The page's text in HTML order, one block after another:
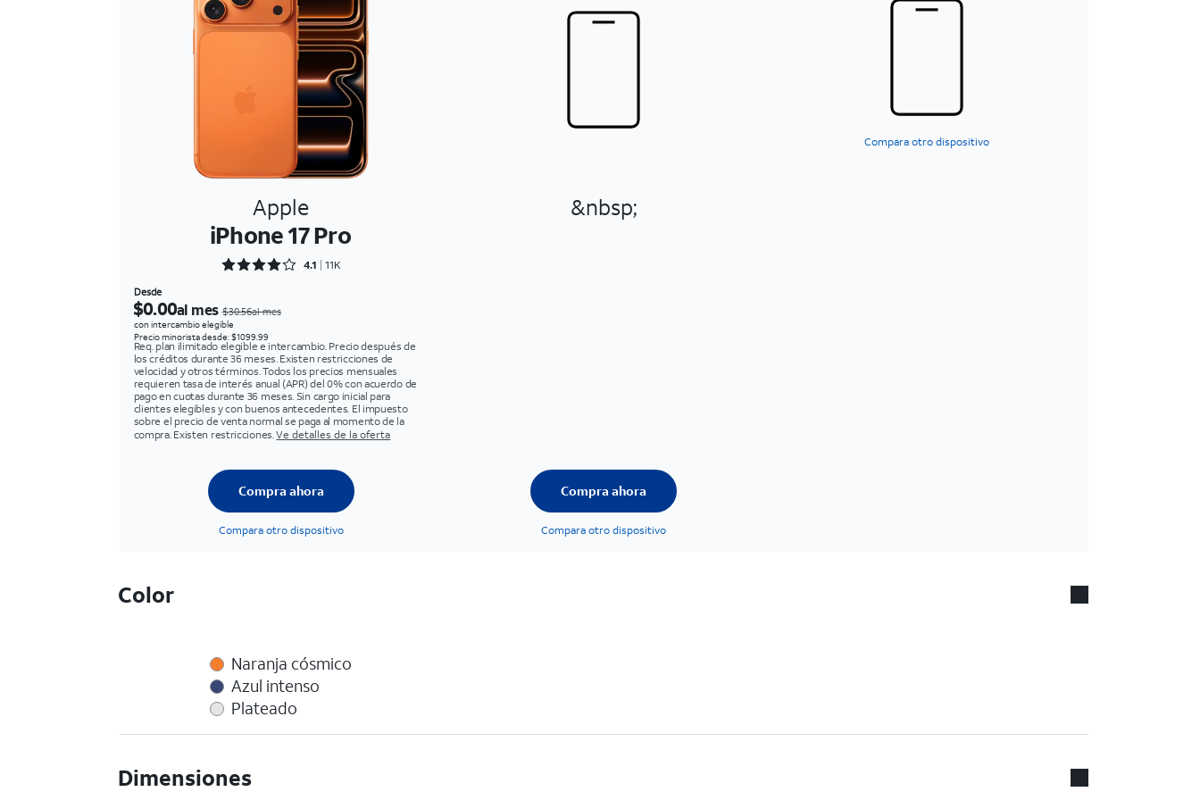
Compara otro dispositivo
Apple
iPhone 17 Pro
&nbsp;
Rated 4.1529 out of 5
4.1 11K
Desde
$0.00al mes$30.56al mes
con intercambio elegible
Precio minorista desde: $1099.99
Req. plan ilimitado elegible e intercambio. Precio después de
los créditos durante 36 meses. Existen restricciones de
velocidad y otros términos. Todos los precios mensuales
requieren tasa de interés anual (APR) del 0% con acuerdo de
pago en cuotas durante 36 meses. Sin cargo inicial para
clientes elegibles y con buenos antecedentes. El impuesto
sobre el precio de venta normal se paga al momento de la
compra. Existen restricciones.Ve detalles de la oferta
Compra ahora
Compara otro dispositivo
Compra ahora
Compara otro dispositivo
Color
Naranja cósmico
Azul intenso
Plateado
Dimensiones